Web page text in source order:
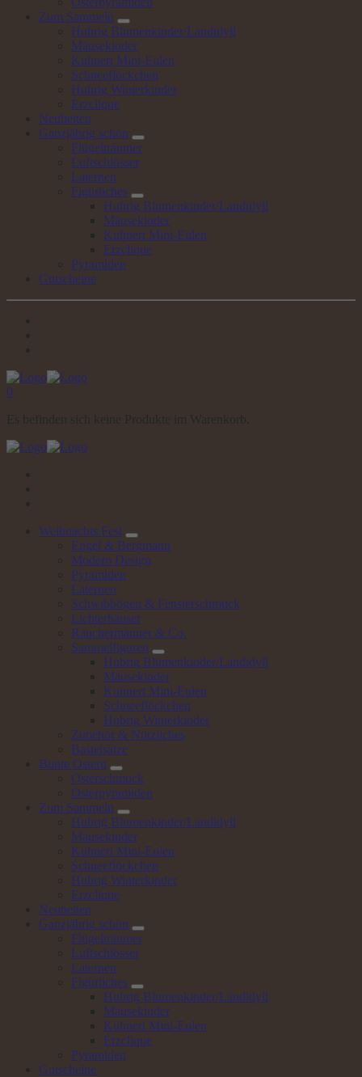
Zum Sammeln
Hubrig Blumenkinder/Landidyll
Mäusekinder
Kuhnert Mini-Eulen
Schneeflöckchen
Hubrig Winterkinder
Erzclique
Neuheiten
Ganzjährig schön
Flügelträumer
Luftschlösser
Laternen
Figürliches
Hubrig Blumenkinder/Landidyll
Mäusekinder
Kuhnert Mini-Eulen
Erzclique
Pyramiden
Gutscheine
0
Weihnachts Fest
Engel & Bergmann
Modern Design
Pyramiden
Laternen
Schwibbögen & Fensterschmuck
Lichterhäuser
Räuchermänner & Co.
Sammelfiguren
Hubrig Blumenkinder/Landidyll
Mäusekinder
Kuhnert Mini-Eulen
Schneeflöckchen
Hubrig Winterkinder
Zubehör & Nützliches
Bastelsätze
Bunte Ostern
Osterschmuck
Osterpyramiden
Zum Sammeln
Hubrig Blumenkinder/Landidyll
Mäusekinder
Kuhnert Mini-Eulen
Schneeflöckchen
Hubrig Winterkinder
Erzclique
Neuheiten
Ganzjährig schön
Flügelträumer
Luftschlösser
Laternen
Figürliches
Hubrig Blumenkinder/Landidyll
Mäusekinder
Kuhnert Mini-Eulen
Erzclique
Pyramiden
Gutscheine